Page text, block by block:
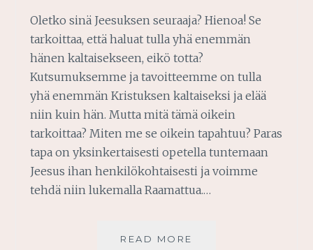
Oletko sinä Jeesuksen seuraaja? Hienoa! Se
tarkoittaa, että haluat tulla yhä enemmän
hänen kaltaisekseen, eikö totta?
Kutsumuksemme ja tavoitteemme on tulla
yhä enemmän Kristuksen kaltaiseksi ja elää
niin kuin hän. Mutta mitä tämä oikein
tarkoittaa? Miten me se oikein tapahtuu? Paras
tapa on yksinkertaisesti opetella tuntemaan
Jeesus ihan henkilökohtaisesti ja voimme
tehdä niin lukemalla Raamattua.…
READ MORE